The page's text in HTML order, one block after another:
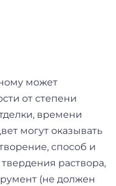
может
от степени
времени
могут оказывать
способ и
раствора,
(не должен